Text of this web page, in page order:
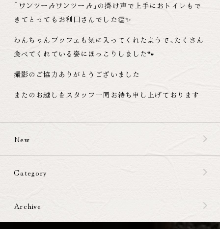
「 ワンツー🎶ワンツー🎶 」の掛け声で上手におトイレもで
きてとってもお利口さんでした👏✨
わんちゃんブッフェも気に入ってくれたようで 、たくさん
食べてくれている姿にほっこりしました🐾
撮影のご協力ありがとうございました
またのお越しをスタッフ一同お待ち申し上げております
New
Category
Archive